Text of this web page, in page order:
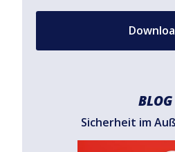
BLOG
Sicherheit im